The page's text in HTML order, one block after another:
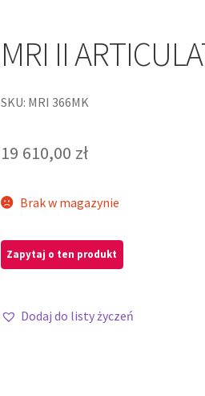
MRI II
SKU: MRI 366MK
19 610,00 zł
Brak w magazynie
Dodaj do listy życzeń